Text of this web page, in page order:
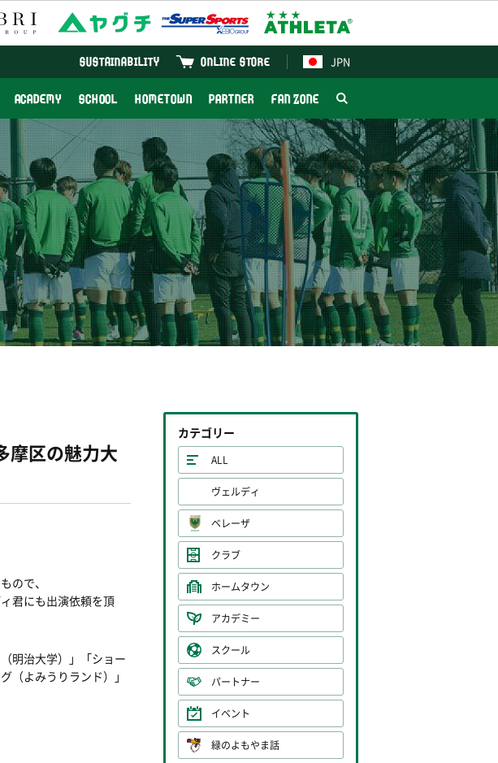
JPN
ONLINE STORE
SUSTAINABILITY
ACADEMY SCHOOL HOMETOWN PARTNER FAN ZONE
摩区の魅力大
ので、
君にも出演依頼を頂
明治大学）」「ショー
（よみうりランド）」
カテゴリー
ALL
ヴェルディ
ベレーザ
クラブ
ホームタウン
アカデミー
スクール
パートナー
イベント
緑のよもやま話